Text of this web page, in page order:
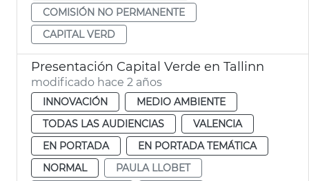
COMISIÓN NO PERMANENTE
CAPITAL VERD
Presentación Capital Verde en Tallinn
modificado hace 2 años
INNOVACIÓN
MEDIO AMBIENTE
TODAS LAS AUDIENCIAS
VALENCIA
EN PORTADA
EN PORTADA TEMÁTICA
NORMAL
PAULA LLOBET